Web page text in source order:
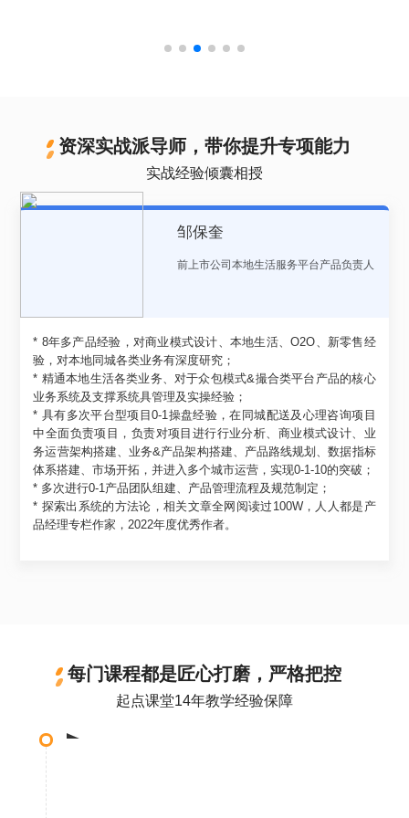
资深实战派导师，带你提升专项能力
实战经验倾囊相授
邹保奎
前上市公司本地生活服务平台产品负责人
* 8年多产品经验，对商业模式设计、本地生活、O2O、新零售经
验，对本地同城各类业务有深度研究；
* 精通本地生活各类业务、对于众包模式&撮合类平台产品的核心
业务系统及支撑系统具管理及实操经验；
* 具有多次平台型项目0-1操盘经验，在同城配送及心理咨询项目
中全面负责项目，负责对项目进行行业分析、商业模式设计、业
务运营架构搭建、业务&产品架构搭建、产品路线规划、数据指标
体系搭建、市场开拓，并进入多个城市运营，实现0-1-10的突破；
* 多次进行0-1产品团队组建、产品管理流程及规范制定；
* 探索出系统的方法论，相关文章全网阅读过100W，人人都是产
品经理专栏作家，2022年度优秀作者。
每门课程都是匠心打磨，严格把控
起点课堂14年教学经验保障